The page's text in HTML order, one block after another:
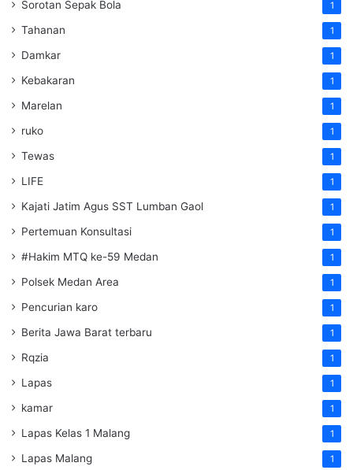
Sorotan Sepak Bola 1
Tahanan 1
Damkar 1
Kebakaran 1
Marelan 1
ruko 1
Tewas 1
LIFE 1
Kajati Jatim Agus SST Lumban Gaol 1
Pertemuan Konsultasi 1
#Hakim MTQ ke-59 Medan 1
Polsek Medan Area 1
Pencurian karo 1
Berita Jawa Barat terbaru 1
Rqzia 1
Lapas 1
kamar 1
Lapas Kelas 1 Malang 1
Lapas Malang 1